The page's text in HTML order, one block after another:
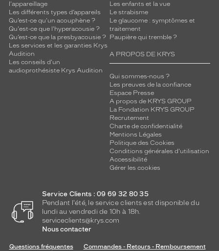
l'appareillage
Les différents types d’appareils
Qu’est-ce qu'un acouphène ?
Qu'est-ce que l'hyperacousie ?
Qu’est-ce que la presbyacousie ?
Les services et les garanties Krys
Audition
Les conseils d'un
audioprothésiste Krys Audition
Les enfants et la vue
Le strabisme
Le glaucome : symptômes et
traitement
Paupière qui tremble ?
A PROPOS DE KRYS
Qui sommes-nous ?
Les preuves de la confiance
Espace Presse
A propos de KRYS GROUP
La Fondation KRYS GROUP
Recrutement
Charte de confidentialité
Mentions Légales
Politique des Cookies
Conditions générales d'utilisation
Accessibilité
Gérer les cookies
Service Clients : 09 69 32 80 35
Pendant l'été, le service clients est disponible du
lundi au vendredi de 10h à 18h.
serviceclients@krys.com
Nous contacter
Questions fréquentes
Commandes - Retours - Remboursement